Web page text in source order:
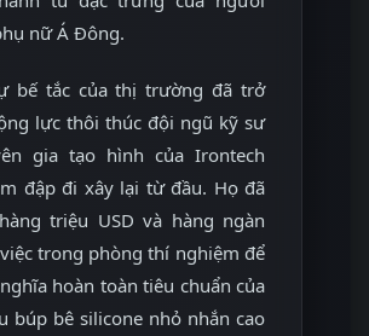
nữ Á Đông.
bế tắc của thị trường đã trở
lực thôi thúc đội ngũ kỹ sư
gia tạo hình của Irontech
đập đi xây lại từ đầu. Họ đã
triệu USD và hàng ngàn
trong phòng thí nghiệm để
hoàn toàn tiêu chuẩn của
búp bê silicone nhỏ nhắn cao